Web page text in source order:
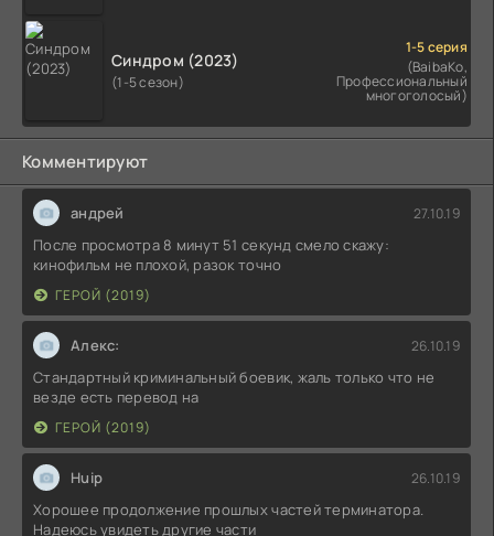
Синдром (2023)
(1-5 сезон)
1-5 серия
(BaibaKo,
Профессиональный
многоголосый)
Комментируют
андрей 27.10.19
После просмотра 8 минут 51 секунд смело скажу:
кинофильм не плохой, разок точно
ГЕРОЙ (2019)
Алекс: 26.10.19
Стандартный криминальный боевик, жаль только что не
везде есть перевод на
ГЕРОЙ (2019)
Huip 26.10.19
Хорошее продолжение прошлых частей терминатора.
Надеюсь увидеть другие части